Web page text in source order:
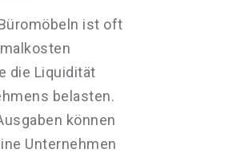
ist oft
die Liquidität
belasten.
können
Unternehmen